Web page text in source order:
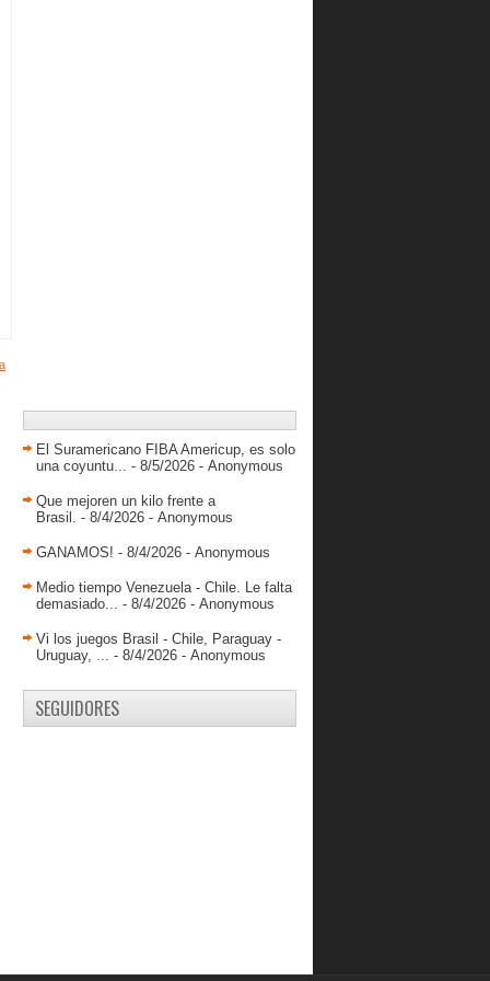
La Selección B ya tiene sus torneos
Jovanni Díaz: El 2013 ha sido un
excelente año par...
La Centro Oriental se lleva el Juego
Las chicas SUB 17 están listas para
Luis Bethelmy ya entrena con Los
Guácharos
Greivis debuta en la pretemporada y
Cox marca 25 e...
El Suramericano FIBA Americup, es solo
una coyuntu... - 8/5/2026 - Anonymous
Que mejoren un kilo frente a
Brasil. - 8/4/2026 - Anonymous
GANAMOS! - 8/4/2026 - Anonymous
Medio tiempo Venezuela - Chile. Le falta
demasiado... - 8/4/2026 - Anonymous
Vi los juegos Brasil - Chile, Paraguay -
Uruguay, ... - 8/4/2026 - Anonymous
SEGUIDORES